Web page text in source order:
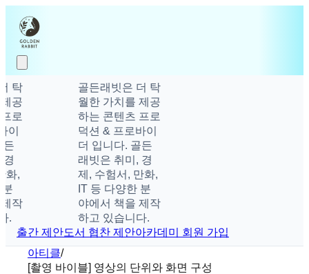
,
골든래빗은 더 탁
월한 가치를 제공
하는 콘텐츠 프로
덕션 & 프로바이
더 입니다. 골든
래빗은 취미, 경
제, 수험서, 만화,
IT 등 다양한 분
야에서 책을 제작
하고 있습니다.
출간 제안도서 협찬 제안아카데미 회원 가입
아티클/
[촬영 바이블] 영상의 단위와 화면 구성